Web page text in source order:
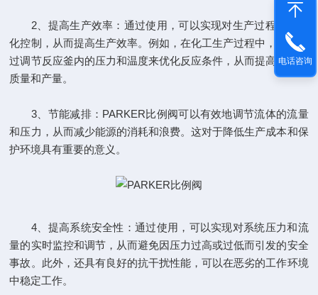
2、提高生产效率：通过使用，可以实现对生产过程的自动
化控制，从而提高生产效率。例如，在化工生产过程中，可以通
过调节反应釜内的压力和温度来优化反应条件，从而提高产品的
质量和产量。
3、节能减排：PARKER比例阀可以有效地调节流体的流量
和压力，从而减少能源的消耗和浪费。这对于降低生产成本和保
护环境具有重要的意义。
4、提高系统安全性：通过使用，可以实现对系统压力和流
量的实时监控和调节，从而避免因压力过高或过低而引发的安全
事故。此外，还具有良好的抗干扰性能，可以在恶劣的工作环境
中稳定工作。
电话咨询